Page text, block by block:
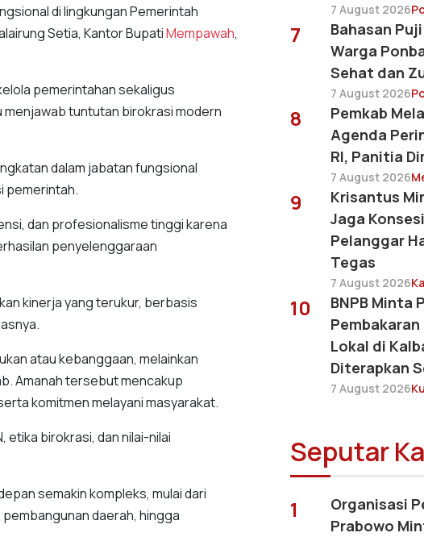
di lingkungan Pemerintah
Setia, Kantor BupatiMempawah,
pemerintahan sekaligus
tuntutan birokrasi modern
dalam jabatan fungsional
pemerintah.
dan profesionalisme tinggi karena
penyelenggaraan
kinerja yang terukur, berbasis
atau kebanggaan, melainkan
Amanah tersebut mencakup
komitmen melayani masyarakat.
etika birokrasi, dan nilai-nilai
semakin kompleks, mulai dari
daerah, hingga
7 August 2026
7
Bahasan
Warga
Sehat dan
7 August 2026
8
Pemkab
Agenda
RI, Panitia
7 August 2026
9
Krisantus
Jaga
Pelanggar
Tegas
7 August 2026
10
BNPB Minta
Lokal di
Diterapkan
7 August 2026
Seputar
1
Organisasi
Prabowo